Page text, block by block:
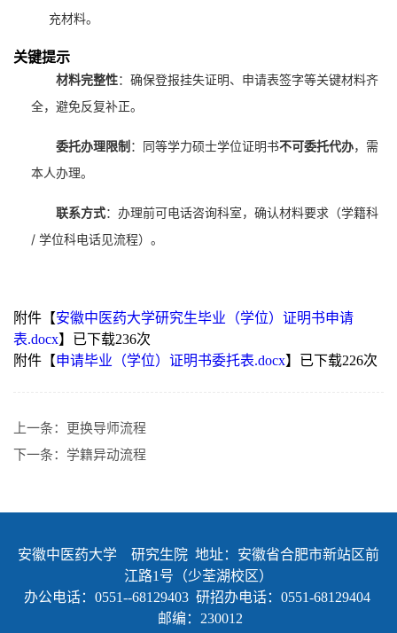
充材料。
关键提示
材料完整性：确保登报挂失证明、申请表签字等关键材料齐
全，避免反复补正。
委托办理限制 ：同等学力硕士学位证明书不可委托代办，需
本人办理。
联系方式：办理前可电话咨询科室，确认材料要求（学籍科
/ 学位科电话见流程）。
附件【安徽中医药大学研究生毕业（学位）证明书申请
表.docx】已下载236次
附件【申请毕业（学位）证明书委托表.docx】已下载226次
上一条： 更换导师流程
下一条： 学籍异动流程
安徽中医药大学 研究生院 地址：安徽省合肥市新站区前
江路1号（少荃湖校区）
办公电话：0551--68129403 研招办电话：0551-68129404
邮编：230012